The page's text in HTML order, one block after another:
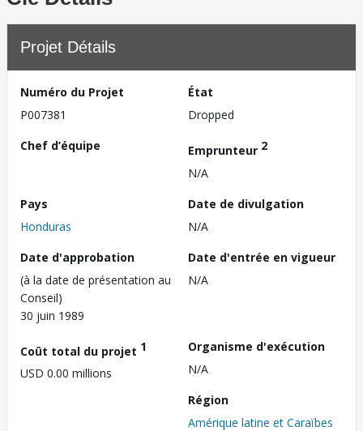
Projet Détails
Numéro du Projet
P007381
État
Dropped
Chef d’équipe
Emprunteur 2
N/A
Pays
Honduras
Date de divulgation
N/A
Date d'approbation
(à la date de présentation au
Conseil)
30 juin 1989
Date d'entrée en vigueur
N/A
Coût total du projet 1
USD 0.00 millions
Organisme d'exécution
N/A
Région
Amérique latine et Caraïbes